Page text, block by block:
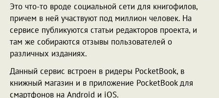
Это что-то вроде социальной сети для книгофилов,
причем в ней участвуют под миллион человек. На
сервисе публикуются статьи редакторов проекта, и
там же собираются отзывы пользователей о
различных изданиях.
Данный сервис встроен в ридеры PocketBook, в
книжный магазин и в приложение PocketBook для
смартфонов на Android и iOS.